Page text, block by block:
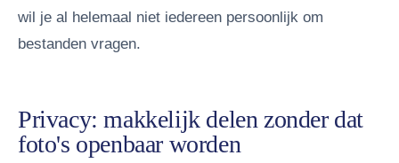
wil je al helemaal niet iedereen persoonlijk om
bestanden vragen.
Privacy: makkelijk delen zonder dat
foto's openbaar worden